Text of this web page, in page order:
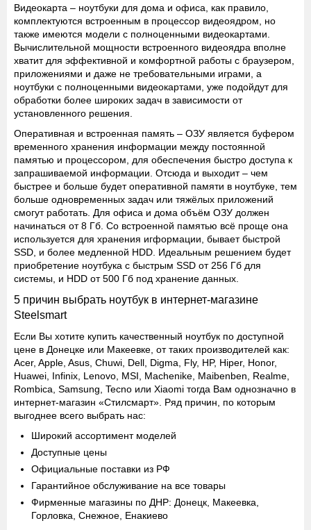
Видеокарта – ноутбуки для дома и офиса, как правило,
комплектуются встроенным в процессор видеоядром, но
также имеются модели с полноценными видеокартами.
Вычислительной мощности встроенного видеоядра вполне
хватит для эффективной и комфортной работы с браузером,
приложениями и даже не требовательными играми, а
ноутбуки с полноценными видеокартами, уже подойдут для
обработки более широких задач в зависимости от
установленного решения.
Оперативная и встроенная память – ОЗУ является буфером
временного хранения информации между постоянной
памятью и процессором, для обеспечения быстро доступа к
запрашиваемой информации. Отсюда и выходит – чем
быстрее и больше будет оперативной памяти в ноутбуке, тем
больше одновременных задач или тяжёлых приложений
смогут работать. Для офиса и дома объём ОЗУ должен
начинаться от 8 Гб. Со встроенной памятью всё проще она
используется для хранения игформации, бывает быстрой
SSD, и более медленной HDD. Идеальным решением будет
приобретение ноутбука с быстрым SSD от 256 Гб для
системы, и HDD от 500 Гб под хранение данных.
5 причин выбрать ноутбук в интернет-магазине
Steelsmart
Если Вы хотите купить качественный ноутбук по доступной
цене в Донецке или Макеевке, от таких производителей как:
Acer, Apple, Asus, Chuwi, Dell, Digma, Fly, HP, Hiper, Honor,
Huawei, Infinix, Lenovo, MSI, Machenike, Maibenben, Realme,
Rombica, Samsung, Tecno или Xiaomi тогда Вам однозначно в
интернет-магазин «Стилсмарт». Ряд причин, по которым
выгоднее всего выбрать нас:
Широкий ассортимент моделей
Доступные цены
Официальные поставки из РФ
Гарантийное обслуживание на все товары
Фирменные магазины по ДНР: Донецк, Макеевка,
Горловка, Снежное, Енакиево